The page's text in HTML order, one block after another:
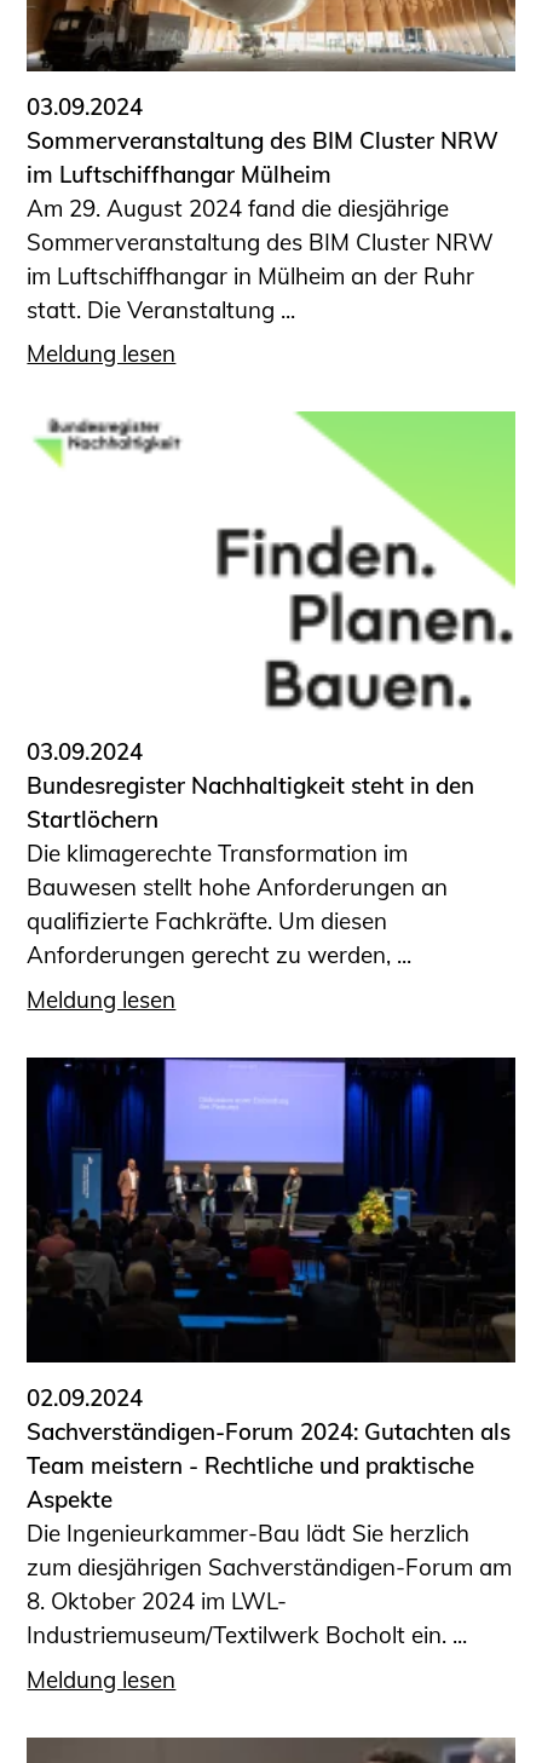
Programm
Wissenswertes für Studierende
BLING.BLING.
Kammer Newsletter
Presse
Kontakt und Anfahrt
Impressum
03.09.2024
Sommerveranstaltung des BIM Cluster NRW
im Luftschiffhangar Mülheim
Am 29. August 2024 fand die diesjährige
Sommerveranstaltung des BIM Cluster NRW
im Luftschiffhangar in Mülheim an der Ruhr
statt. Die Veranstaltung ...
Meldung lesen
03.09.2024
Bundesregister Nachhaltigkeit steht in den
Startlöchern
Die klimagerechte Transformation im
Bauwesen stellt hohe Anforderungen an
qualifizierte Fachkräfte. Um diesen
Anforderungen gerecht zu werden, ...
Meldung lesen
02.09.2024
Sachverständigen-Forum 2024: Gutachten als
Team meistern - Rechtliche und praktische
Aspekte
Die Ingenieurkammer-Bau lädt Sie herzlich
zum diesjährigen Sachverständigen-Forum am
8. Oktober 2024 im LWL-
Industriemuseum/Textilwerk Bocholt ein. ...
Meldung lesen